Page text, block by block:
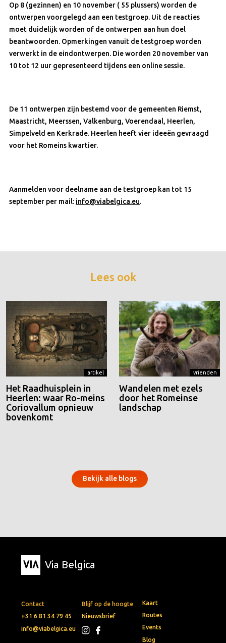
Op 8 (gezinnen) en 10 november ( 55 plussers) worden de
ontwerpen voorgelegd aan een testgroep. Uit de reacties
moet duidelijk worden of de ontwerpen aan hun doel
beantwoorden. Opmerkingen vanuit de testgroep worden
verwerkt in de eindontwerpen. Die worden 20 november van
10 tot 12 uur gepresenteerd tijdens een online sessie.
De 11 ontwerpen zijn bestemd voor de gemeenten Riemst,
Maastricht, Meerssen, Valkenburg, Voerendaal, Heerlen,
Simpelveld en Kerkrade. Heerlen heeft vier ideeën gevraagd
voor het Romeins kwartier.
Aanmelden voor deelname aan de testgroep kan tot 15
september per mail: info@viabelgica.eu.
Lees ook
artikel
Het Raadhuisplein in
Heerlen: waar Ro-meins
Coriovallum opnieuw
bovenkomt
vrienden
Wandelen met ezels
door het Romeinse
landschap
Bekijk alle blogs
Via Belgica
Contact
+31 6 81 34 79 45
info@viabelgica.eu
Blijf op de hoogte
Nieuwsbrief
Kaart
Routes
Events
Blog